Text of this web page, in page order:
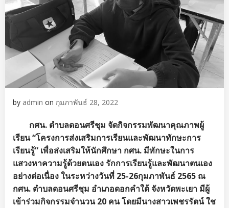
by admin on กุมภาพันธ์ 28, 2022
กศน. ตำบลดอนศรีชุม จัดกิจกรรมพัฒนาคุณภาพผู้
เรียน “โครงการส่งเสริมการเรียนและพัฒนาทักษะการ
เรียนรู้” เพื่อส่งเสริมให้นักศึกษา กศน. มีทักษะในการ
แสวงหาความรู้ด้วยตนเอง รักการเรียนรู้และพัฒนาตนเอง
อย่างต่อเนื่อง ในระหว่างวันที่ 25-26กุมภาพันธ์ 2565 ณ
กศน. ตำบลดอนศรีชุม อำเภอดอกคำใต้จังหวัดพะเยา มีผู้
เข้าร่วมกิจกรรมจำนวน20 คน โดยมีนางสาวเพชรรัตน์ ใช